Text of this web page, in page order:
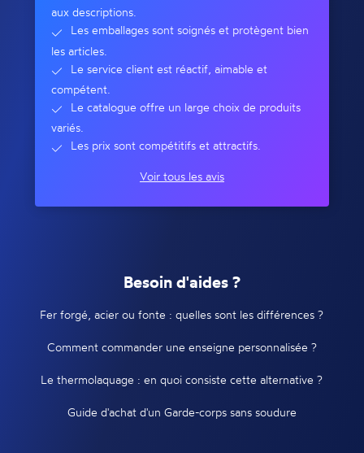
aux descriptions.
Les emballages sont soignés et protègent bien
les articles.
Le service client est réactif, aimable et
compétent.
Le catalogue offre un large choix de produits
variés.
Les prix sont compétitifs et attractifs.
Voir tous les avis
Besoin d'aides ?
Fer forgé, acier ou fonte : quelles sont les différences ?
Comment commander une enseigne personnalisée ?
Le thermolaquage : en quoi consiste cette alternative ?
Guide d'achat d'un Garde-corps sans soudure